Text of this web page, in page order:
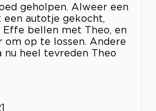
geholpen. Alweer een
autotje gekocht,
Effe bellen met Theo, en
om op te lossen. Andere
nu heel tevreden Theo